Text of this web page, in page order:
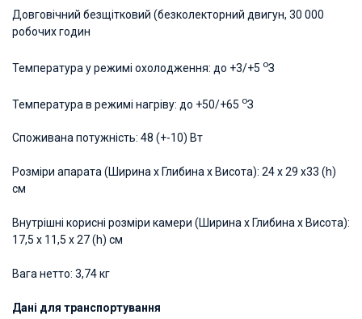
Довговічний безщітковий (безколекторний двигун, 30 000
робочих годин
Температура у режимі охолодження: до +3/+5 оЗ
Температура в режимі нагріву: до +50/+65 оЗ
Споживана потужність: 48 (+-10) Вт
Розміри апарата (Ширина х Глибина х Висота): 24 х 29 х33 (h)
см
Внутрішні корисні розміри камери (Ширина х Глибина х Висота):
17,5 х 11,5 х 27 (h) см
Вага нетто: 3,74 кг
Дані для транспортування